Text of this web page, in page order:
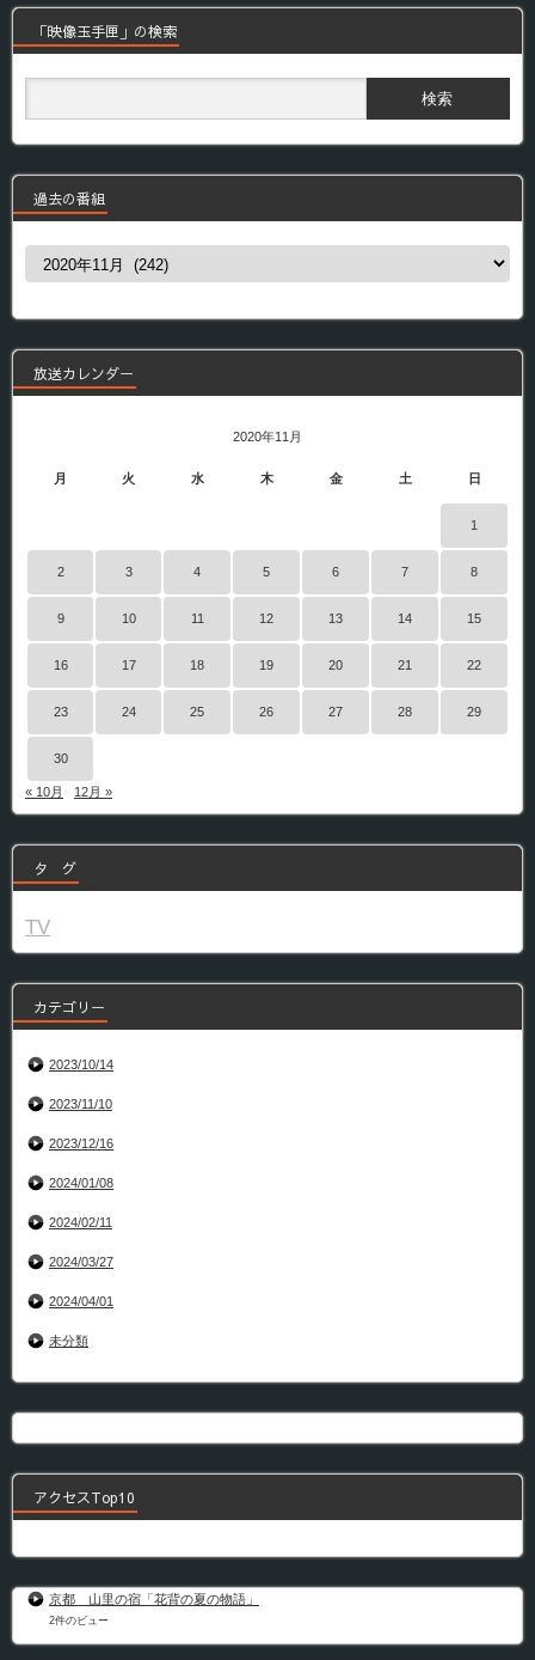
「映像玉手匣」の検索
過去の番組
過
組
放送カレンダー
2020年11月
月 火 水 木 金 土 日
1
2 3 4 5 6 7 8
9 10 11 12 13 14 15
16 17 18 19 20 21 22
23 24 25 26 27 28 29
30
« 10月 12月 »
タ グ
TV
カテゴリー
2023/10/14
2023/11/10
2023/12/16
2024/01/08
2024/02/11
2024/03/27
2024/04/01
未分類
アクセスTop10
京都 山里の宿「花背の夏の物語」
2件のビュー